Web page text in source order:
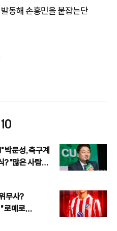
동해 손흥민을 붙잡는단
박문성, 축구계
? "많은 사람이
무사?
로메로